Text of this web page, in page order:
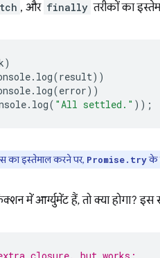
, और finally तरीकों का
)
. log(result))
. log(error))
. log( "All settled." ));
का इस्तेमाल करने पर, Promise.tryके
में आर्ग्युमेंट हैं, तो क्या होगा? इस